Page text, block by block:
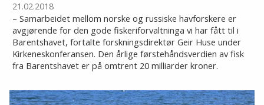
21.02.2018
– Samarbeidet mellom norske og russiske havforskere er
avgjørende for den gode fiskeriforvaltninga vi har fått til i
Barentshavet, fortalte forskningsdirektør Geir Huse under
Kirkeneskonferansen. Den årlige førstehåndsverdien av fisk
fra Barentshavet er på omtrent 20 milliarder kroner.